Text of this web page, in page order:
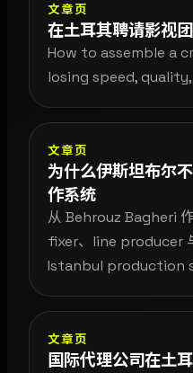
文章页
在土耳其聘请影视
How to assemble a
losing speed,
文章页
为什么伊斯坦布尔
作系统
从 Behrouz Bagheri
fixer、line producer
Istanbul production
文章页
国际代理公司在土